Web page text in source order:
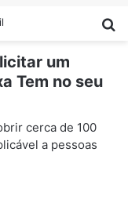
um
Tem no seu
cerca de 100
a pessoas